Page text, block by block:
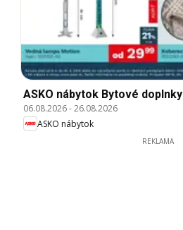
ASKO nábytok Bytové doplnky
06.08.2026-26.08.2026
ASKO nábytok
REKLAMA